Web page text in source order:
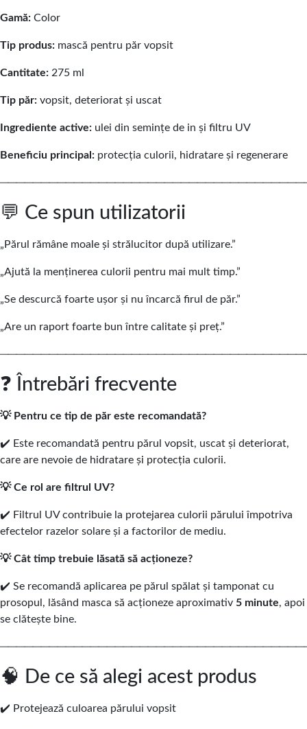
Gamă: Color
Tip produs: mască pentru păr vopsit
Cantitate: 275 ml
Tip păr: vopsit, deteriorat și uscat
Ingrediente active: ulei din semințe de in și filtru UV
Beneficiu principal: protecția culorii, hidratare și regenerare
💬 Ce spun utilizatorii
„Părul rămâne moale și strălucitor după utilizare.”
„Ajută la menținerea culorii pentru mai mult timp.”
„Se descurcă foarte ușor și nu încarcă firul de păr.”
„Are un raport foarte bun între calitate și preț.”
❓ Întrebări frecvente
💡 Pentru ce tip de păr este recomandată?
✔️ Este recomandată pentru părul vopsit, uscat și deteriorat,
care are nevoie de hidratare și protecția culorii.
💡 Ce rol are filtrul UV?
✔️ Filtrul UV contribuie la protejarea culorii părului împotriva
efectelor razelor solare și a factorilor de mediu.
💡 Cât timp trebuie lăsată să acționeze?
✔️ Se recomandă aplicarea pe părul spălat și tamponat cu
prosopul, lăsând masca să acționeze aproximativ 5 minute, apoi
se clătește bine.
🧠 De ce să alegi acest produs
✔️ Protejează culoarea părului vopsit